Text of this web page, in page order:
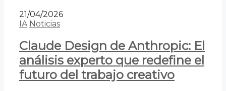
21/04/2026
IA Noticias
Claude Design de Anthropic: El
análisis experto que redefine el
futuro del trabajo creativo